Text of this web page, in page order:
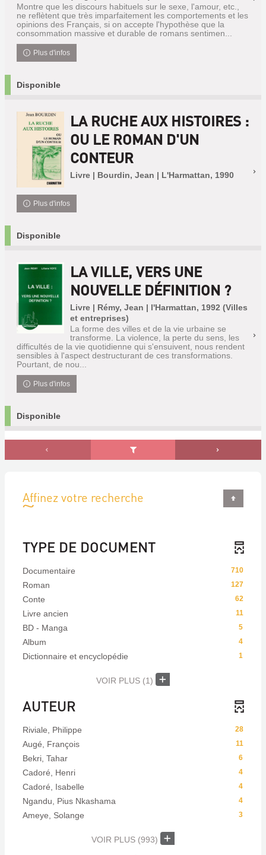
Montre que les discours habituels sur le sexe, l'amour, etc.,
ne reflètent que très imparfaitement les comportements et les
opinions des Français, si on accepte l'hypothèse que la
consommation massive et durable de romans sentimen...
Plus d'infos
Disponible
LA RUCHE AUX HISTOIRES :
OU LE ROMAN D'UN
CONTEUR
Livre | Bourdin, Jean | L'Harmattan, 1990
Plus d'infos
Disponible
LA VILLE, VERS UNE
NOUVELLE DÉFINITION ?
Livre | Rémy, Jean | l'Harmattan, 1992 (Villes
et entreprises)
La forme des villes et de la vie urbaine se
transforme. La violence, la perte du sens, les
difficultés de la vie quotidienne qui s'ensuivent, nous rendent
sensibles à l'aspect destructurant de ces transformations.
Pourtant, de nou...
Plus d'infos
Disponible
Affinez votre recherche
TYPE DE DOCUMENT
710
Documentaire
127
Roman
62
Conte
11
Livre ancien
5
BD - Manga
4
Album
1
Dictionnaire et encyclopédie
VOIR PLUS (1)
AUTEUR
28
Riviale, Philippe
11
Augé, François
6
Bekri, Tahar
4
Cadoré, Henri
4
Cadoré, Isabelle
4
Ngandu, Pius Nkashama
3
Ameye, Solange
VOIR PLUS (993)